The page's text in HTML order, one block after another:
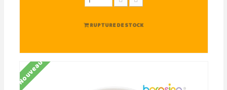
RUPTURE DE STOCK
Nouveau